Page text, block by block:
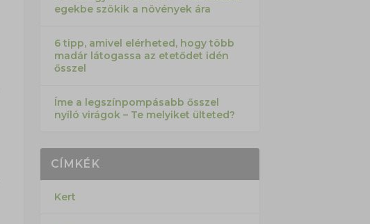
egekbe szökik a növények ára
6 tipp, amivel elérheted, hogy több
madár látogassa az etetődet idén
ősszel
Íme a legszínpompásabb ősszel
nyíló virágok – Te melyiket ülteted?
CÍMKÉK
Kert